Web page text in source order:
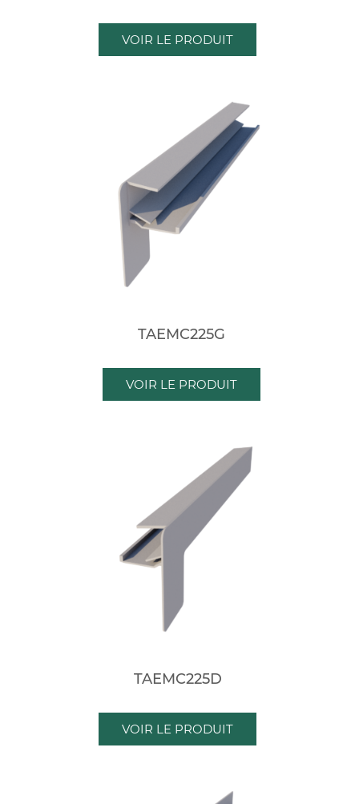
VOIR LE PRODUIT
TAEMC225G
VOIR LE PRODUIT
TAEMC225D
VOIR LE PRODUIT